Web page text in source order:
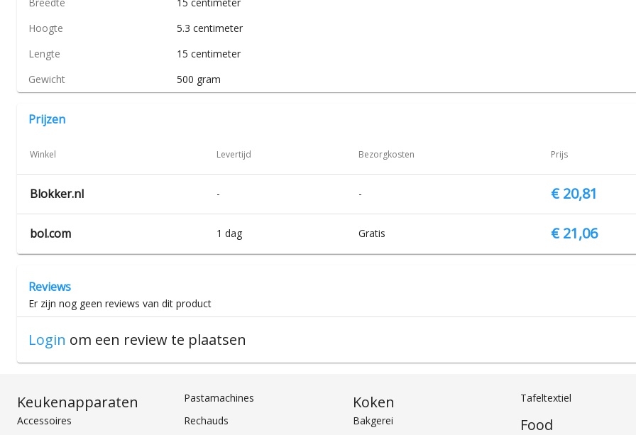
Hoogte
5.3 centimeter
Lengte
15 centimeter
Gewicht
500 gram
Prijzen
Winkel Levertijd Bezorgkosten Prijs
Blokker.nl - - € 20,81
bol.com 1 dag Gratis € 21,06
Reviews
Er zijn nog geen reviews van dit product
Login om een review te plaatsen
Keukenapparaten
Accessoires
Pastamachines
Rechauds
Koken
Bakgerei
Tafeltextiel
Food